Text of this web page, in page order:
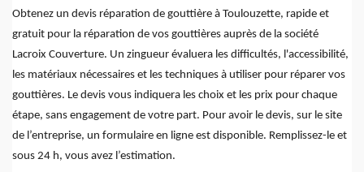
Obtenez un devis réparation de gouttière à Toulouzette, rapide et
gratuit pour la réparation de vos gouttières auprès de la société
Lacroix Couverture. Un zingueur évaluera les difficultés, l'accessibilité,
les matériaux nécessaires et les techniques à utiliser pour réparer vos
gouttières. Le devis vous indiquera les choix et les prix pour chaque
étape, sans engagement de votre part. Pour avoir le devis, sur le site
de l’entreprise, un formulaire en ligne est disponible. Remplissez-le et
sous 24 h, vous avez l’estimation.